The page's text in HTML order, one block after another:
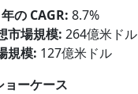
の CAGR: 8.7%
市場規模: 264億米ドル
規模: 127億米ドル
ーケース